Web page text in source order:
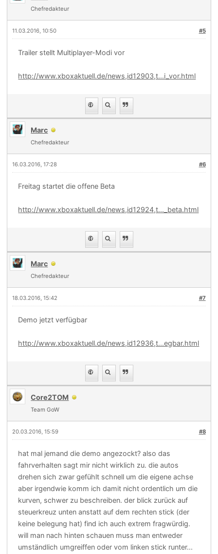
Chefredakteur
#5
11.03.2016, 10:50
Trailer stellt Multiplayer-Modi vor
http://www.xboxaktuell.de/news,id12903,t...i_vor.html
Marc
Chefredakteur
#6
16.03.2016, 17:28
Freitag startet die offene Beta
http://www.xboxaktuell.de/news,id12924,t..._beta.html
Marc
Chefredakteur
#7
18.03.2016, 15:42
Demo jetzt verfügbar
http://www.xboxaktuell.de/news,id12936,t...egbar.html
Core2TOM
Team GoW
#8
20.03.2016, 15:59
hat mal jemand die demo angezockt? also das
fahrverhalten sagt mir nicht wirklich zu. die autos
drehen sich zwar gefühlt schnell um die eigene achse
aber irgendwie komm ich damit nicht ordentlich um die
kurven, schwer zu beschreiben. der blick zurück auf
steuerkreuz unten anstatt auf dem rechten stick (der
keine belegung hat) find ich auch extrem fragwürdig.
will man nach hinten schauen muss man entweder
umständlich umgreiffen oder vom linken stick runter...